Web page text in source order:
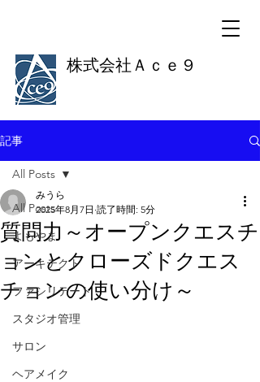
株式会社Ａｃｅ９
記事
All Posts
よもやま
アーキテクト
ファシリテート
スタジオ管理
サロン
ヘアメイク
All Posts
質問力～オープンクエスチ
ョンとクローズドクエス
チョンの使い分け～
みうら
2025年8月7日 読了時間: 5分